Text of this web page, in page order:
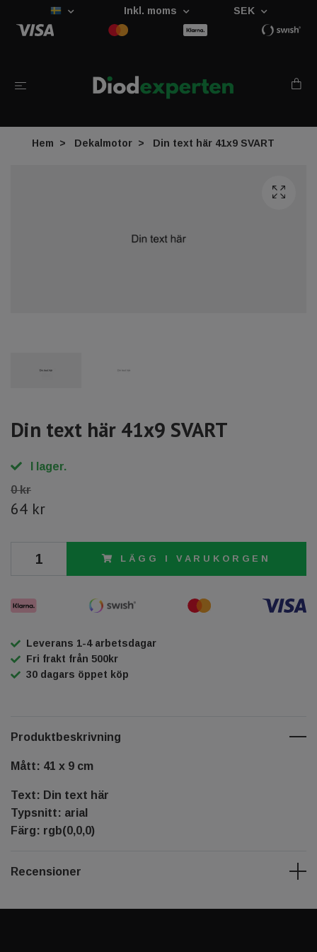
Inkl. moms SEK
Hem Dekalmotor Din text här 41x9 SVART
Din text här 41x9 SVART
I lager.
0 kr
64 kr
LÄGG I VARUKORGEN
Leverans 1-4 arbetsdagar
Fri frakt från 500kr
30 dagars öppet köp
Produktbeskrivning
Mått: 41 x 9 cm
Text: Din text här
Typsnitt: arial
Färg: rgb(0,0,0)
Recensioner